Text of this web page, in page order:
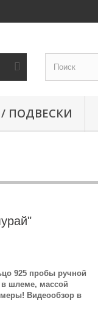
ПОДВЕСКИ
925 пробы ручной
в шлеме, массой
Видеообзор в